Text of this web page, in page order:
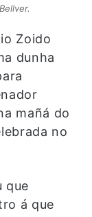
Zoido
dunha
mañá do
no
que
á que